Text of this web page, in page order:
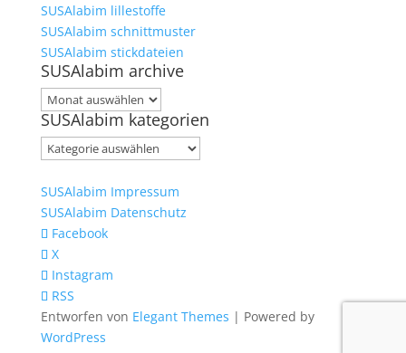
SUSAlabim lillestoffe
SUSAlabim schnittmuster
SUSAlabim stickdateien
SUSAlabim archive
SUSAlabim
archive
SUSAlabim kategorien
SUSAlabim
SUSAlabim Impressum
SUSAlabim Datenschutz
Facebook
X
Instagram
RSS
Entworfen von Elegant Themes | Powered by
WordPress